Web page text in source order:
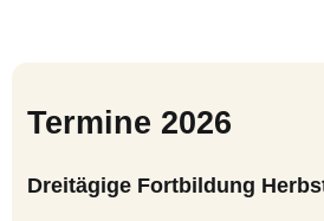
Termine 2026
Dreitägige Fortbildung